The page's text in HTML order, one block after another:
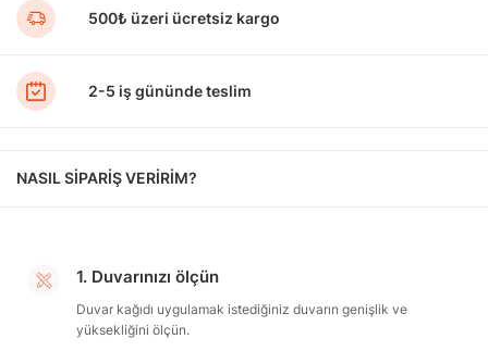
500₺ üzeri ücretsiz kargo
2-5 iş gününde teslim
NASIL SİPARİŞ VERİRİM?
1. Duvarınızı ölçün
Duvar kağıdı uygulamak istediğiniz duvarın genişlik ve
yüksekliğini ölçün.